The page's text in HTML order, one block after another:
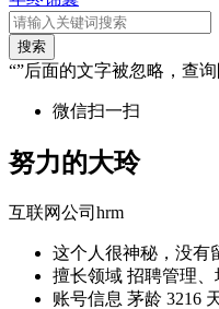
搜索
“”后面的文字被忽略，查
微信扫一扫
努力的大玲
互联网公司hrm
这个人很神秘，没有
擅长领域 招聘管理
账号信息 茅龄 3216